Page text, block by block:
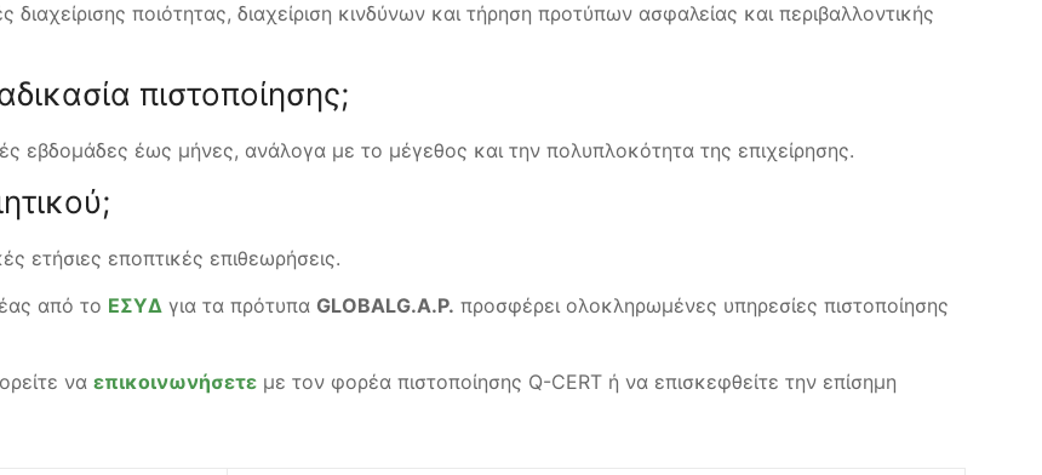
ποιότητας, διαχείριση κινδύνων και τήρηση προτύπων ασφαλείας και περιβαλλοντικής
πιστοποίησης;
εβδομάδες έως μήνες, ανάλογα με το μέγεθος και την πολυπλοκότητα της επιχείρησης.
ετήσιες εποπτικές επιθεωρήσεις.
από το ΕΣΥΔ για τα πρότυπα GLOBALG.A.P. προσφέρει ολοκληρωμένες υπηρεσίες πιστοποίησης
να επικοινωνήσετε με τον φορέα πιστοποίησης Q-CERT ή να επισκεφθείτε την επίσημη